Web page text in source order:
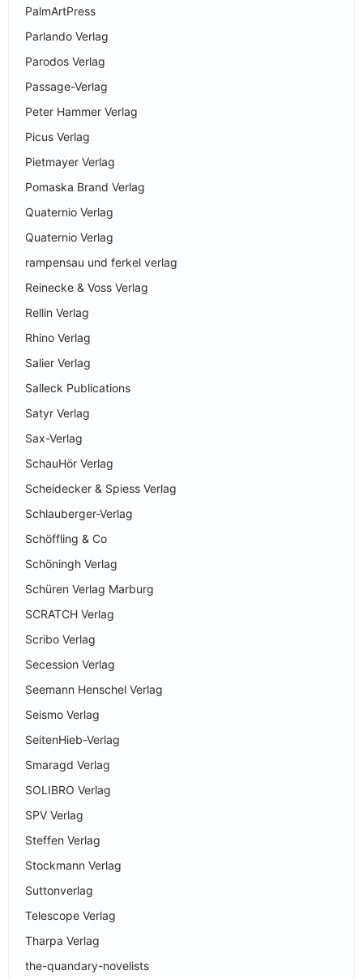
PalmArtPress
Parlando Verlag
Parodos Verlag
Passage-Verlag
Peter Hammer Verlag
Picus Verlag
Pietmayer Verlag
Pomaska Brand Verlag
Quaternio Verlag
Quaternio Verlag
rampensau und ferkel verlag
Reinecke & Voss Verlag
Rellin Verlag
Rhino Verlag
Salier Verlag
Salleck Publications
Satyr Verlag
Sax-Verlag
SchauHör Verlag
Scheidecker & Spiess Verlag
Schlauberger-Verlag
Schöffling & Co
Schöningh Verlag
Schüren Verlag Marburg
SCRATCH Verlag
Scribo Verlag
Secession Verlag
Seemann Henschel Verlag
Seismo Verlag
SeitenHieb-Verlag
Smaragd Verlag
SOLIBRO Verlag
SPV Verlag
Steffen Verlag
Stockmann Verlag
Suttonverlag
Telescope Verlag
Tharpa Verlag
the-quandary-novelists